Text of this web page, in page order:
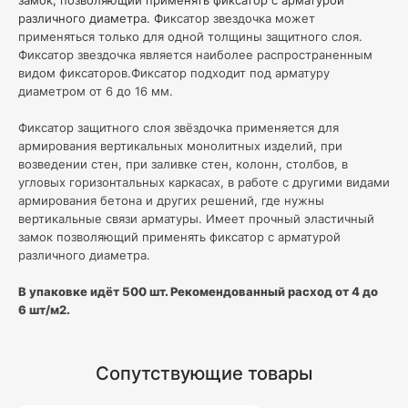
различного диаметра. Фиксатор звездочка может
применяться только для одной толщины защитного слоя.
Фиксатор звездочка является наиболее распространенным
видом фиксаторов.Фиксатор подходит под арматуру
диаметром от 6 до 16 мм.
Фиксатор защитного слоя звёздочка применяется для
армирования вертикальных монолитных изделий, при
возведении стен, при заливке стен, колонн, столбов, в
угловых горизонтальных каркасах, в работе с другими видами
армирования бетона и других решений, где нужны
вертикальные связи арматуры. Имеет прочный эластичный
замок позволяющий применять фиксатор с арматурой
различного диаметра.
В упаковке идёт 500 шт. Рекомендованный расход от 4 до
6 шт/м2.
Сопутствующие товары